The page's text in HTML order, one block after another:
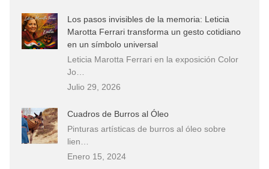
Los pasos invisibles de la memoria: Leticia
Marotta Ferrari transforma un gesto cotidiano
en un símbolo universal
Leticia Marotta Ferrari en la exposición Color
Jo…
Julio 29, 2026
Cuadros de Burros al Óleo
Pinturas artísticas de burros al óleo sobre
lien…
Enero 15, 2024